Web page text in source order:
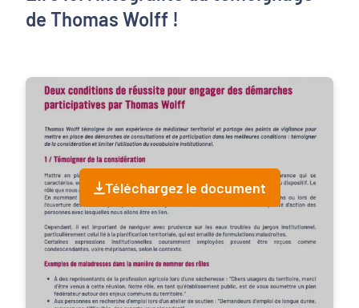
de Thomas Wolff !
Téléchargez le document